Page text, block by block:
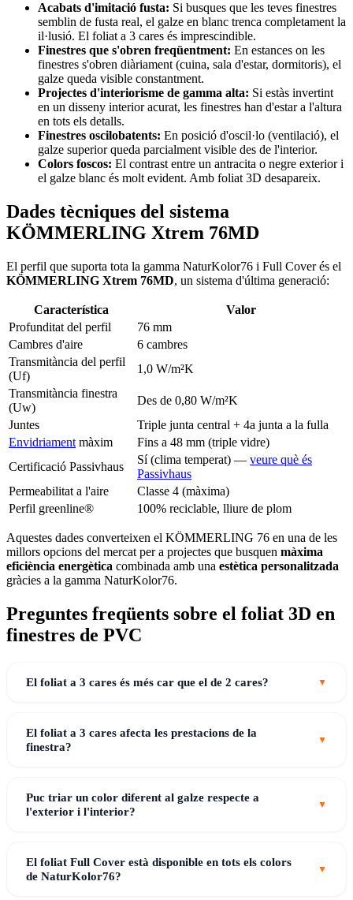
Acabats d'imitació fusta: Si busques que les teves finestres
semblin de fusta real, el galze en blanc trenca completament la
il·lusió. El foliat a 3 cares és imprescindible.
Finestres que s'obren freqüentment: En estances on les
finestres s'obren diàriament (cuina, sala d'estar, dormitoris), el
galze queda visible constantment.
Projectes d'interiorisme de gamma alta: Si estàs invertint
en un disseny interior acurat, les finestres han d'estar a l'altura
en tots els detalls.
Finestres oscilobatents: En posició d'oscil·lo (ventilació), el
galze superior queda parcialment visible des de l'interior.
Colors foscos: El contrast entre un antracita o negre exterior i
el galze blanc és molt evident. Amb foliat 3D desapareix.
Dades tècniques del sistema
KÖMMERLING Xtrem 76MD
El perfil que suporta tota la gamma NaturKolor76 i Full Cover és el
KÖMMERLING Xtrem 76MD, un sistema d'última generació:
Característica
Valor
Profunditat del perfil
76 mm
Cambres d'aire
6 cambres
Transmitància del perfil
(Uf)
1,0 W/m²K
Transmitància finestra
(Uw)
Des de 0,80 W/m²K
Juntes
Triple junta central + 4a junta a la fulla
Envidriament màxim
Fins a 48 mm (triple vidre)
Certificació Passivhaus
Sí (clima temperat) — veure què és
Passivhaus
Permeabilitat a l'aire
Classe 4 (màxima)
Perfil greenline®
100% reciclable, lliure de plom
Aquestes dades converteixen el KÖMMERLING 76 en una de les
millors opcions del mercat per a projectes que busquen màxima
eficiència energètica combinada amb una estètica personalitzada
gràcies a la gamma NaturKolor76.
Preguntes freqüents sobre el foliat 3D en
finestres de PVC
El foliat a 3 cares és més car que el de 2 cares?
El foliat a 3 cares afecta les prestacions de la
finestra?
Puc triar un color diferent al galze respecte a
l'exterior i l'interior?
El foliat Full Cover està disponible en tots els colors
de NaturKolor76?